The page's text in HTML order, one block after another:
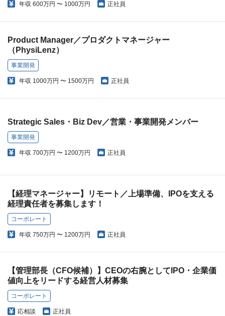
年収 600万円 〜 1000万円 正社員
Product Manager／プロダクトマネージャー
（PhysiLenz）
事業開発
年収 1000万円 〜 1500万円 正社員
Strategic Sales・Biz Dev／営業・事業開発メンバー
事業開発
年収 700万円 〜 1200万円 正社員
【経理マネージャー】リモート／上場準備、IPOを支える
経理責任者を募集します！
コーポレート
年収 750万円 〜 1200万円 正社員
【管理部長（CFO候補）】CEOの右腕としてIPO・企業価
値向上をリードする経営人材募集
コーポレート
応相談 正社員